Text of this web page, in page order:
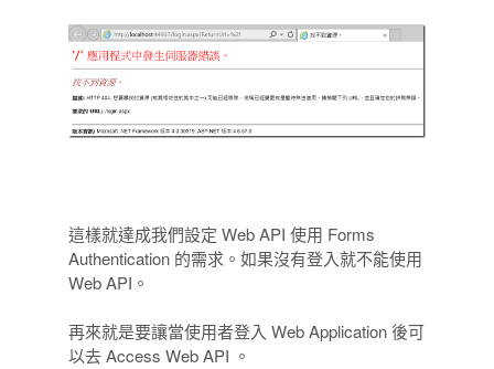
這樣就達成我們設定 Web API 使用 Forms
Authentication 的需求。如果沒有登入就不能使用
Web API。
再來就是要讓當使用者登入 Web Application 後可
以去 Access Web API 。